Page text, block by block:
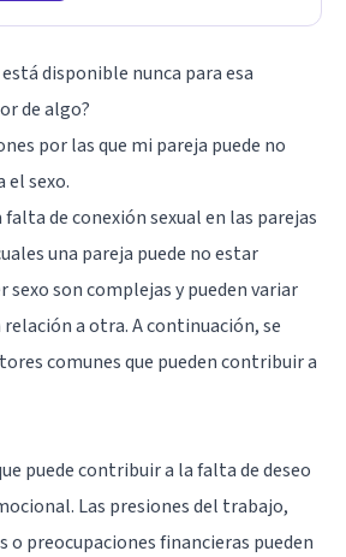
disponible nunca para esa
de algo?
por las que mi pareja puede no
el sexo.
falta de conexión sexual en las parejas
una pareja puede no estar
son complejas y pueden variar
a otra. A continuación, se
comunes que pueden contribuir a
puede contribuir a la falta de deseo
Las presiones del trabajo,
preocupaciones financieras pueden